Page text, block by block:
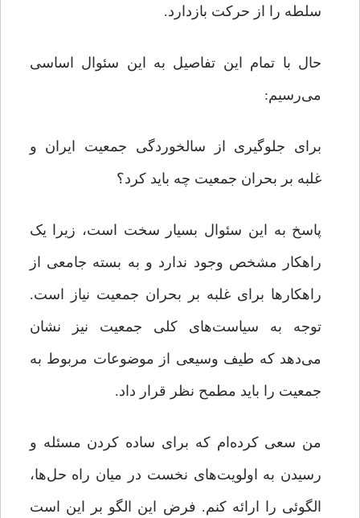
سلطه را از حرکت بازدارد.
حال با تمام این تفاصیل به این سئوال اساسی
می‌رسیم:
برای جلوگیری از سالخوردگی جمعیت ایران و
غلبه بر بحران جمعیت چه باید کرد؟
پاسخ به این سئوال بسیار سخت است، زیرا یک
راهکار مشخص وجود ندارد و به بسته‌ جامعی از
راهکارها برای غلبه بر بحران جمعیت نیاز است.
توجه به سیاست‌های کلی جمعیت نیز نشان
می‌دهد که طیف وسیعی از موضوعات مربوط به
جمعیت را باید مطمح نظر قرار داد.
من سعی کرده‌ام که برای ساده کردن مسئله و
رسیدن به اولویت‌های نخست در میان راه حل‌ها،
الگوئی را ارائه کنم. فرض این الگو بر این است